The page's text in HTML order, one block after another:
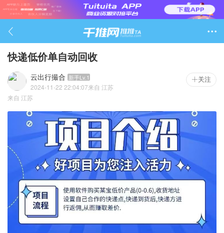

快递低价单自动回收
云出行撮合 新手Lv.1
2024-11-22 22:04:07来自 江苏
关注
来自 江苏